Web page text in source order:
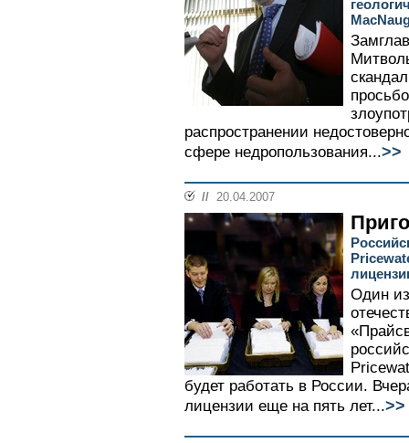
распространении
сфере недропользования...>>
// 20.04.2007
Один
будет работать в России.
лицензии еще на пять лет...>>